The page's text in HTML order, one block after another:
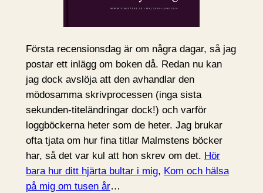
Första recensionsdag är om några dagar, så jag
postar ett inlägg om boken då. Redan nu kan
jag dock avslöja att den avhandlar den
mödosamma skrivprocessen (inga sista
sekunden-titeländringar dock!) och varför
loggböckerna heter som de heter. Jag brukar
ofta tjata om hur fina titlar Malmstens böcker
har, så det var kul att hon skrev om det. Hör
bara hur ditt hjärta bultar i mig, Kom och hälsa
på mig om tusen år…